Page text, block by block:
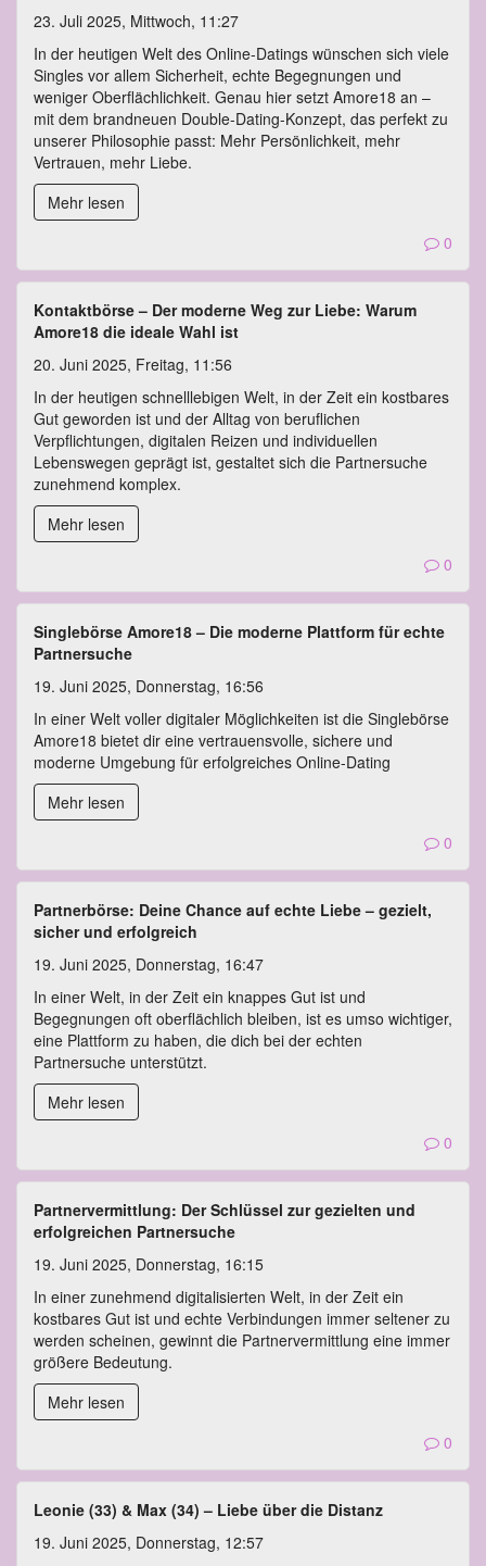
23. Juli 2025, Mittwoch, 11:27
In der heutigen Welt des Online-Datings wünschen sich viele
Singles vor allem Sicherheit, echte Begegnungen und
weniger Oberflächlichkeit. Genau hier setzt Amore18 an –
mit dem brandneuen Double-Dating-Konzept, das perfekt zu
unserer Philosophie passt: Mehr Persönlichkeit, mehr
Vertrauen, mehr Liebe.
Mehr lesen
0
Kontaktbörse – Der moderne Weg zur Liebe: Warum
Amore18 die ideale Wahl ist
20. Juni 2025, Freitag, 11:56
In der heutigen schnelllebigen Welt, in der Zeit ein kostbares
Gut geworden ist und der Alltag von beruflichen
Verpflichtungen, digitalen Reizen und individuellen
Lebenswegen geprägt ist, gestaltet sich die Partnersuche
zunehmend komplex.
Mehr lesen
0
Singlebörse Amore18 – Die moderne Plattform für echte
Partnersuche
19. Juni 2025, Donnerstag, 16:56
In einer Welt voller digitaler Möglichkeiten ist die Singlebörse
Amore18 bietet dir eine vertrauensvolle, sichere und
moderne Umgebung für erfolgreiches Online-Dating
Mehr lesen
0
Partnerbörse: Deine Chance auf echte Liebe – gezielt,
sicher und erfolgreich
19. Juni 2025, Donnerstag, 16:47
In einer Welt, in der Zeit ein knappes Gut ist und
Begegnungen oft oberflächlich bleiben, ist es umso wichtiger,
eine Plattform zu haben, die dich bei der echten
Partnersuche unterstützt.
Mehr lesen
0
Partnervermittlung: Der Schlüssel zur gezielten und
erfolgreichen Partnersuche
19. Juni 2025, Donnerstag, 16:15
In einer zunehmend digitalisierten Welt, in der Zeit ein
kostbares Gut ist und echte Verbindungen immer seltener zu
werden scheinen, gewinnt die Partnervermittlung eine immer
größere Bedeutung.
Mehr lesen
0
Leonie (33) & Max (34) – Liebe über die Distanz
19. Juni 2025, Donnerstag, 12:57